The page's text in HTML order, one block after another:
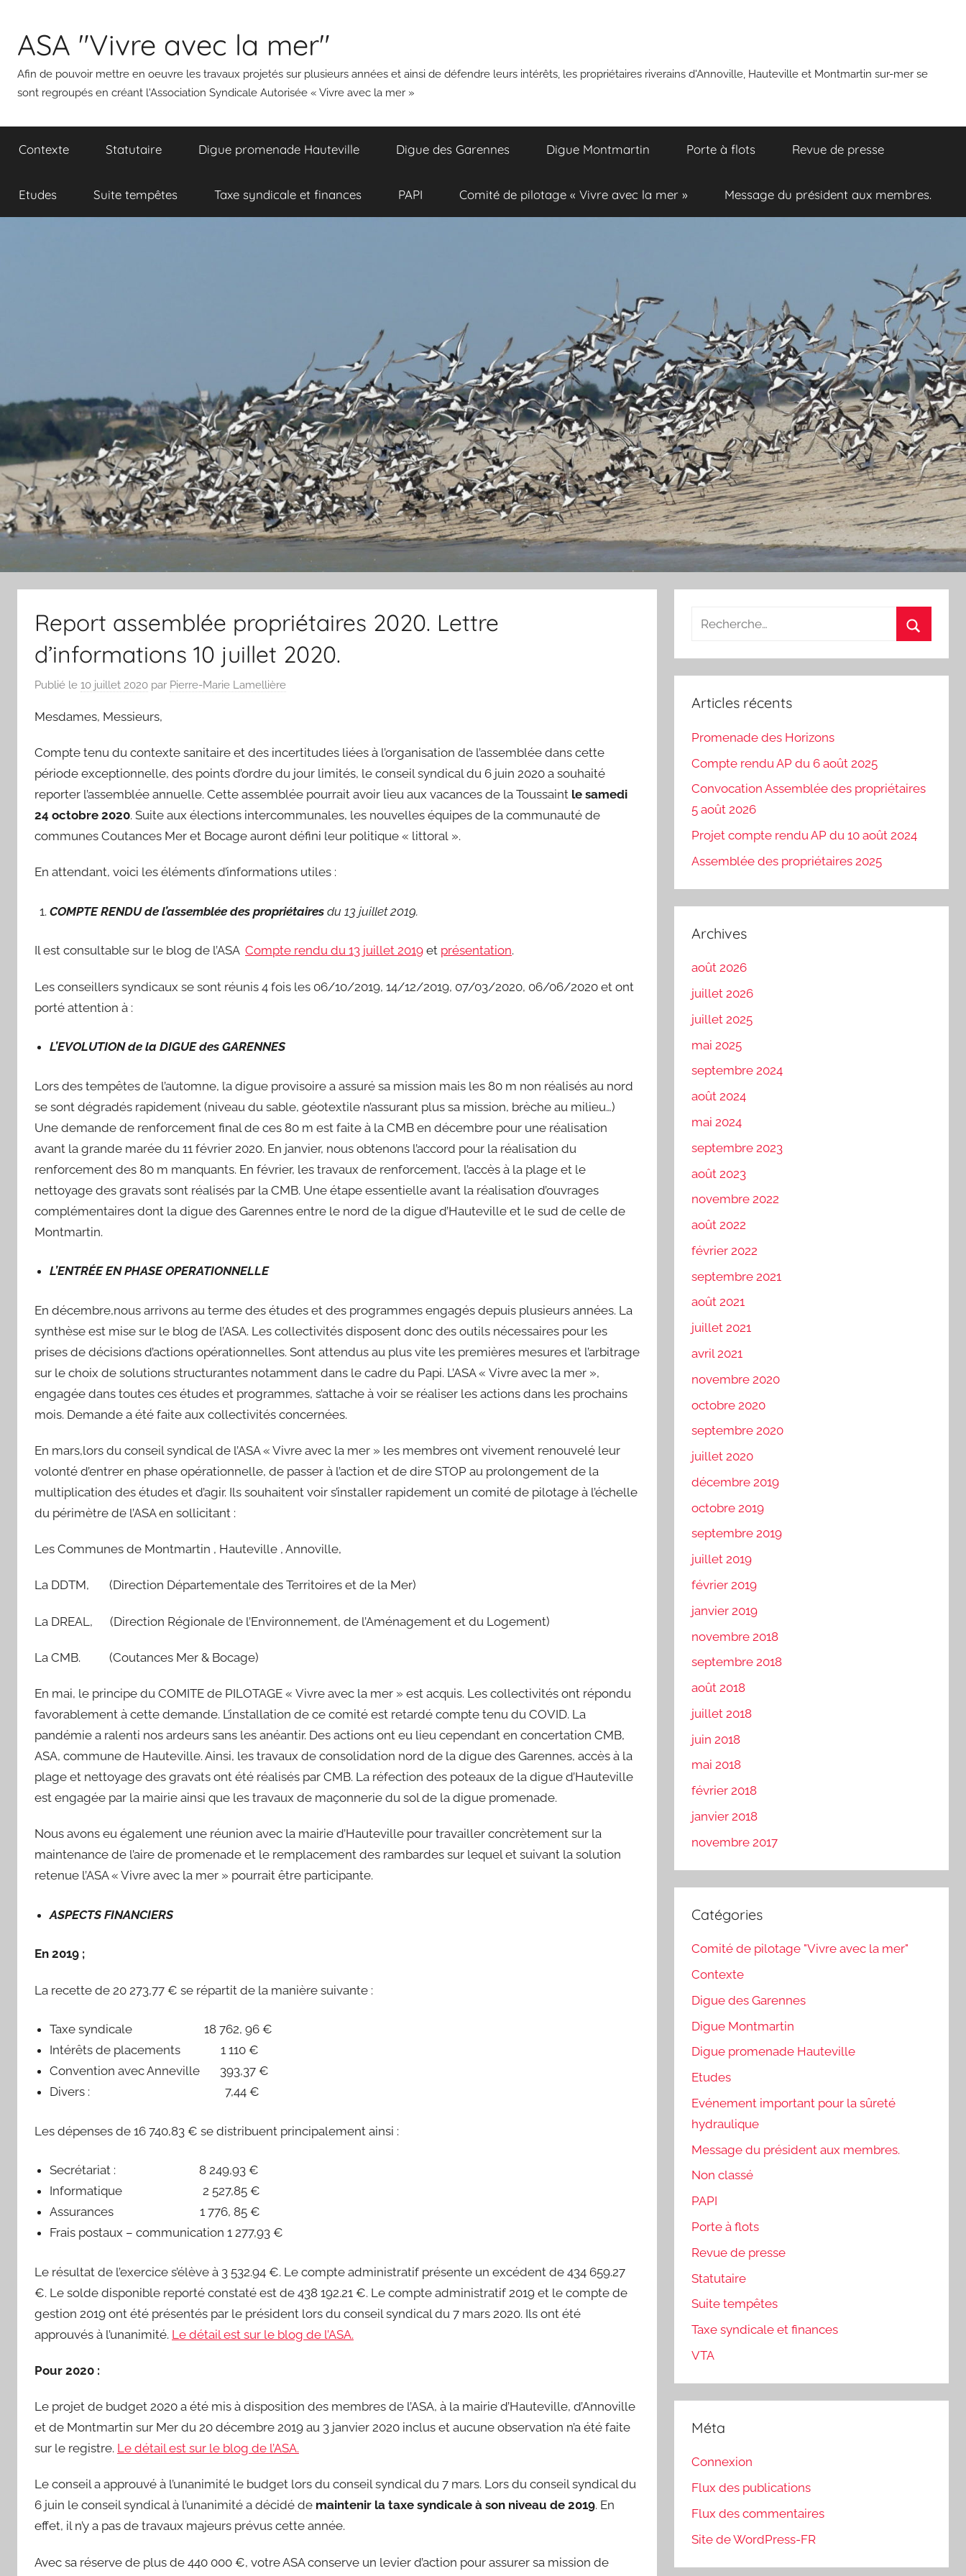
contenu
ASA "Vivre avec la mer"
Afin de pouvoir mettre en oeuvre les travaux projetés sur plusieurs années et ainsi de défendre leurs intérêts, les propriétaires riverains d'Annoville, Hauteville et Montmartin sur-mer se
sont regroupés en créant l'Association Syndicale Autorisée « Vivre avec la mer »
Contexte Statutaire Digue promenade Hauteville Digue des Garennes Digue Montmartin Porte à flots Revue de presse
Etudes Suite tempêtes Taxe syndicale et finances PAPI Comité de pilotage « Vivre avec la mer » Message du président aux membres.
Report assemblée propriétaires 2020. Lettre
d’informations 10 juillet 2020.
Publié le 10 juillet 2020 par Pierre-Marie Lamellière
Mesdames, Messieurs,
Compte tenu du contexte sanitaire et des incertitudes liées à l’organisation de l’assemblée dans cette
période exceptionnelle, des points d’ordre du jour limités, le conseil syndical du 6 juin 2020 a souhaité
reporter l’assemblée annuelle. Cette assemblée pourrait avoir lieu aux vacances de la Toussaint le samedi
24 octobre 2020. Suite aux élections intercommunales, les nouvelles équipes de la communauté de
communes Coutances Mer et Bocage auront défini leur politique « littoral ».
En attendant, voici les éléments d’informations utiles :
COMPTE RENDU del’assemblée des propriétaires du 13 juillet 2019.
Il est consultable sur le blog de l’ASA Compte rendu du 13 juillet 2019 et présentation.
Les conseillers syndicaux se sont réunis 4 fois les 06/10/2019, 14/12/2019, 07/03/2020, 06/06/2020 et ont
porté attention à :
L’EVOLUTION de la DIGUE des GARENNES
Lors des tempêtes de l’automne, la digue provisoire a assuré sa mission mais les 80 m non réalisés au nord
se sont dégradés rapidement (niveau du sable, géotextile n’assurant plus sa mission, brèche au milieu…)
Une demande de renforcement final de ces 80 m est faite à la CMB en décembre pour une réalisation
avant la grande marée du 11 février 2020. En janvier, nous obtenons l’accord pour la réalisation du
renforcement des 80 m manquants. En février, les travaux de renforcement, l’accès à la plage et le
nettoyage des gravats sont réalisés par la CMB. Une étape essentielle avant la réalisation d’ouvrages
complémentaires dont la digue des Garennes entre le nord de la digue d’Hauteville et le sud de celle de
Montmartin.
L’ENTRÉE EN PHASE OPERATIONNELLE
En décembre,nous arrivons au terme des études et des programmes engagés depuis plusieurs années. La
synthèse est mise sur le blog de l’ASA. Les collectivités disposent donc des outils nécessaires pour les
prises de décisions d’actions opérationnelles. Sont attendus au plus vite les premières mesures et l’arbitrage
sur le choix de solutions structurantes notamment dans le cadre du Papi. L’ASA « Vivre avec la mer »,
engagée dans toutes ces études et programmes, s’attache à voir se réaliser les actions dans les prochains
mois. Demande a été faite aux collectivités concernées.
En mars,lors du conseil syndical de l’ASA « Vivre avec la mer » les membres ont vivement renouvelé leur
volonté d’entrer en phase opérationnelle, de passer à l’action et de dire STOP au prolongement de la
multiplication des études et d’agir. Ils souhaitent voir s’installer rapidement un comité de pilotage à l’échelle
du périmètre de l’ASA en sollicitant :
Les Communes de Montmartin , Hauteville , Annoville,
La DDTM, (Direction Départementale des Territoires et de la Mer)
La DREAL, (Direction Régionale de l’Environnement, de l’Aménagement et du Logement)
La CMB. (Coutances Mer & Bocage)
En mai, le principe du COMITE de PILOTAGE « Vivre avec la mer » est acquis. Les collectivités ont répondu
favorablement à cette demande. L’installation de ce comité est retardé compte tenu du COVID. La
pandémie a ralenti nos ardeurs sans les anéantir. Des actions ont eu lieu cependant en concertation CMB,
ASA, commune de Hauteville. Ainsi, les travaux de consolidation nord de la digue des Garennes, accès à la
plage et nettoyage des gravats ont été réalisés par CMB. La réfection des poteaux de la digue d’Hauteville
est engagée par la mairie ainsi que les travaux de maçonnerie du sol de la digue promenade.
Nous avons eu également une réunion avec la mairie d’Hauteville pour travailler concrètement sur la
maintenance de l’aire de promenade et le remplacement des rambardes sur lequel et suivant la solution
retenue l’ASA « Vivre avec la mer » pourrait être participante.
ASPECTS FINANCIERS
En 2019 ;
La recette de 20 273,77 € se répartit de la manière suivante :
Taxe syndicale 18 762, 96 €
Intérêts de placements 1 110 €
Convention avec Anneville 393,37 €
Divers : 7,44 €
Les dépenses de 16 740,83 € se distribuent principalement ainsi :
Secrétariat : 8 249,93 €
Informatique 2 527,85 €
Assurances 1 776, 85 €
Frais postaux – communication 1 277,93 €
Le résultat de l’exercice s’élève à 3 532.94 €. Le compte administratif présente un excédent de 434 659.27
€. Le solde disponible reporté constaté est de 438 192.21 €. Le compte administratif 2019 et le compte de
gestion 2019 ont été présentés par le président lors du conseil syndical du 7 mars 2020. Ils ont été
approuvés à l’unanimité. Le détail est sur le blog de l’ASA.
Pour 2020 :
Le projet de budget 2020 a été mis à disposition des membres de l’ASA, à la mairie d’Hauteville, d’Annoville
et de Montmartin sur Mer du 20 décembre 2019 au 3 janvier 2020 inclus et aucune observation n’a été faite
sur le registre. Le détail est sur le blog de l’ASA.
Le conseil a approuvé à l’unanimité le budget lors du conseil syndical du 7 mars. Lors du conseil syndical du
6 juin le conseil syndical à l’unanimité a décidé de maintenir la taxe syndicale à son niveau de 2019. En
effet, il n’y a pas de travaux majeurs prévus cette année.
Avec sa réserve de plus de 440 000 €, votre ASA conserve un levier d’action pour assurer sa mission de
Recherche
:
Articles récents
Promenade des Horizons
Compte rendu AP du 6 août 2025
Convocation Assemblée des propriétaires
5 août 2026
Projet compte rendu AP du 10 août 2024
Assemblée des propriétaires 2025
Archives
août 2026
juillet 2026
juillet 2025
mai 2025
septembre 2024
août 2024
mai 2024
septembre 2023
août 2023
novembre 2022
août 2022
février 2022
septembre 2021
août 2021
juillet 2021
avril 2021
novembre 2020
octobre 2020
septembre 2020
juillet 2020
décembre 2019
octobre 2019
septembre 2019
juillet 2019
février 2019
janvier 2019
novembre 2018
septembre 2018
août 2018
juillet 2018
juin 2018
mai 2018
février 2018
janvier 2018
novembre 2017
Catégories
Comité de pilotage "Vivre avec la mer"
Contexte
Digue des Garennes
Digue Montmartin
Digue promenade Hauteville
Etudes
Evénement important pour la sûreté
hydraulique
Message du président aux membres.
Non classé
PAPI
Porte à flots
Revue de presse
Statutaire
Suite tempêtes
Taxe syndicale et finances
VTA
Méta
Connexion
Flux des publications
Flux des commentaires
Site de WordPress-FR